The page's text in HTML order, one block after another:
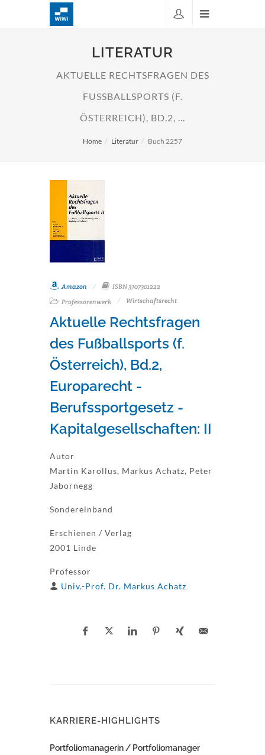
LITERATUR
AKTUELLE RECHTSFRAGEN DES
FUSSBALLSPORTS (F. Ö
STERREICH), BD.2, ...
Home Literatur Buch 2257
Amazon
ISBN 3707301222
Professorenwerk
Wirtschaftsrecht
Aktuelle Rechtsfragen
des Fußballsports (f.
Österreich), Bd.2,
Europarecht -
Berufssportgesetz -
Kapitalgesellschaften: II
Autor
Martin Karollus, Markus Achatz, Peter
Jabornegg
Sondereinband
Erschienen / Verlag
2001 Linde
Professor
Univ.-Prof. Dr. Markus Achatz
KARRIERE-HIGHLIGHTS
Portfoliomanagerin / Portfoliomanager